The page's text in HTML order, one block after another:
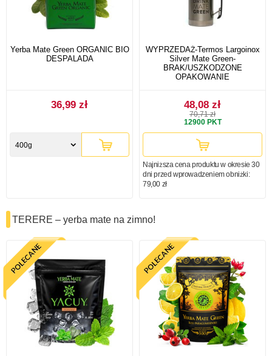
Yerba Mate Green ORGANIC BIO
DESPALADA
36,99 zł
400g
WYPRZEDAŻ-Termos Largoinox
Silver Mate Green-
BRAK/USZKODZONE
OPAKOWANIE
48,08 zł
70,71 zł
12900PKT
Najniższa cena produktu w okresie 30
dni przed wprowadzeniem obniżki:
79,00 zł
TERERE – yerba mate na zimno!